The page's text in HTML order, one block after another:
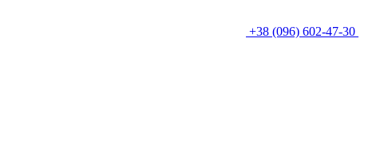
+38 (096) 602-47-30